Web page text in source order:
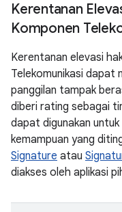
Kerentanan
Komponen
Kerentanan elevasi
Telekomunikasi dapat
panggilan tampak
diberi rating sebagai
dapat digunakan
kemampuan yang
Signature atau
diakses oleh aplikasi